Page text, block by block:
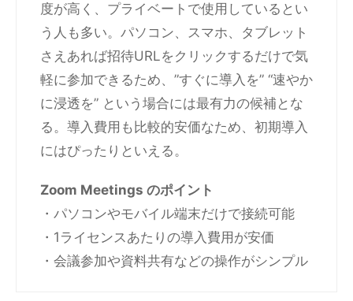
度が高く、プライベートで使用しているとい
う人も多い。パソコン、スマホ、タブレット
さえあれば招待URLをクリックするだけで気
軽に参加できるため、”すぐに導入を” “速やか
に浸透を” という場合には最有力の候補とな
る。導入費用も比較的安価なため、初期導入
にはぴったりといえる。
Zoom Meetings のポイント
・パソコンやモバイル端末だけで接続可能
・1ライセンスあたりの導入費用が安価
・会議参加や資料共有などの操作がシンプル